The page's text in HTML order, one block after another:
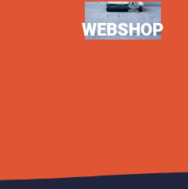
WEBSHOP